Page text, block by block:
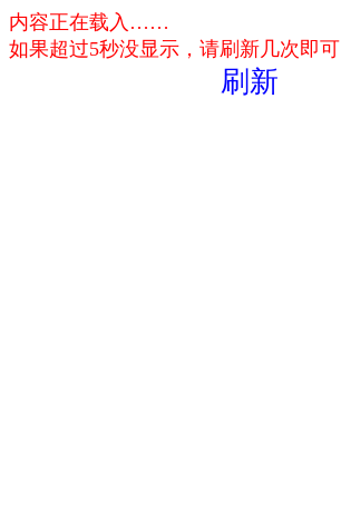
内容正在载入……
如果超过5秒没显示，请刷新几次即可
刷新